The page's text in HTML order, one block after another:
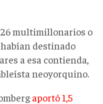
multimillonarios o
destinado
a esa contienda,
neoyorquino.
aportó 1,5